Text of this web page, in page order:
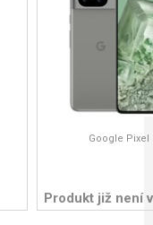
Google Pixel
Produkt již není